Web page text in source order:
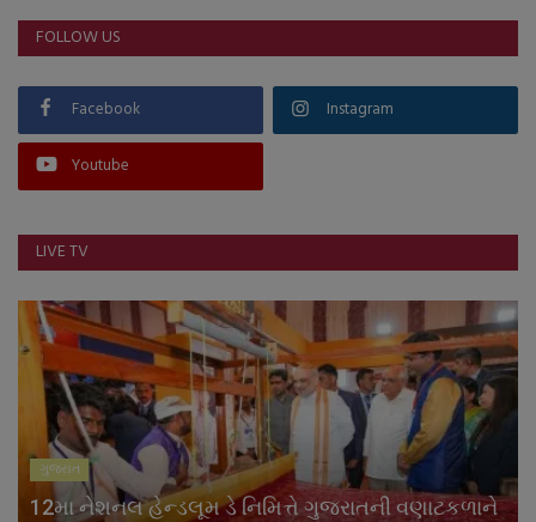
FOLLOW US
Facebook Instagram
Youtube
LIVE TV
ગુજરાત
12મા નેશનલ હેન્ડલૂમ ડે નિમિત્તે ગુજરાતની વણાટકળાને